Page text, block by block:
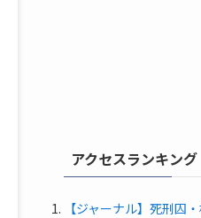
アクセスランキング
【ジャーナル】死刑囚